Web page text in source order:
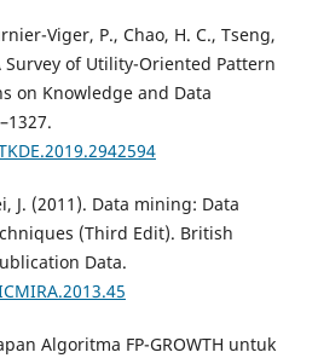
Viger, P., Chao, H. C., Tseng,
Survey of Utility-Oriented Pattern
on Knowledge and Data
J. (2011). Data mining: Data
(Third Edit). British
Data.
Algoritma FP-GROWTH untuk